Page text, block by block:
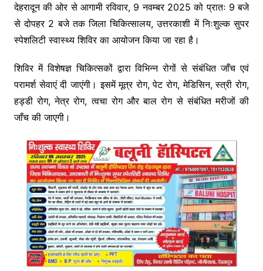
देहरादून की ओर से आगामी रविवार, 9 नवम्बर 2025 को प्रातः 9 बजे
से दोपहर 2 बजे तक जिला चिकित्सालय, उत्तरकाशी में निःशुल्क सुपर
स्पेशलिटी स्वास्थ्य शिविर का आयोजन किया जा रहा है।
शिविर में विशेषज्ञ चिकित्सकों द्वारा विभिन्न रोगों से संबंधित जाँच एवं
परामर्श सेवाएं दी जाएंगी। इसमें मूत्र रोग, पेट रोग, मेडिसिन, स्त्री रोग,
हड्डी रोग, नेत्र रोग, त्वचा रोग और बाल रोग से संबंधित मरीजों की
जाँच की जाएगी।